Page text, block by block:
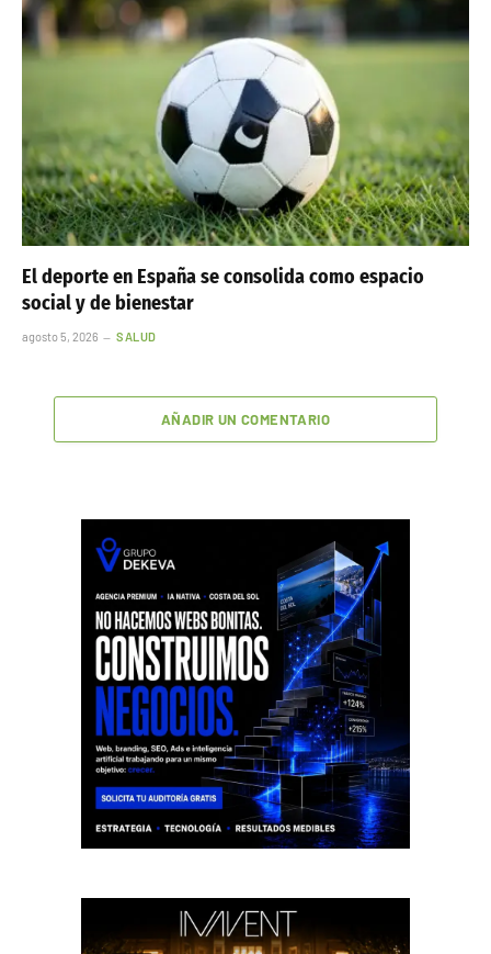
El deporte en España se consolida como espacio
social y de bienestar
agosto 5, 2026 SALUD
AÑADIR UN COMENTARIO